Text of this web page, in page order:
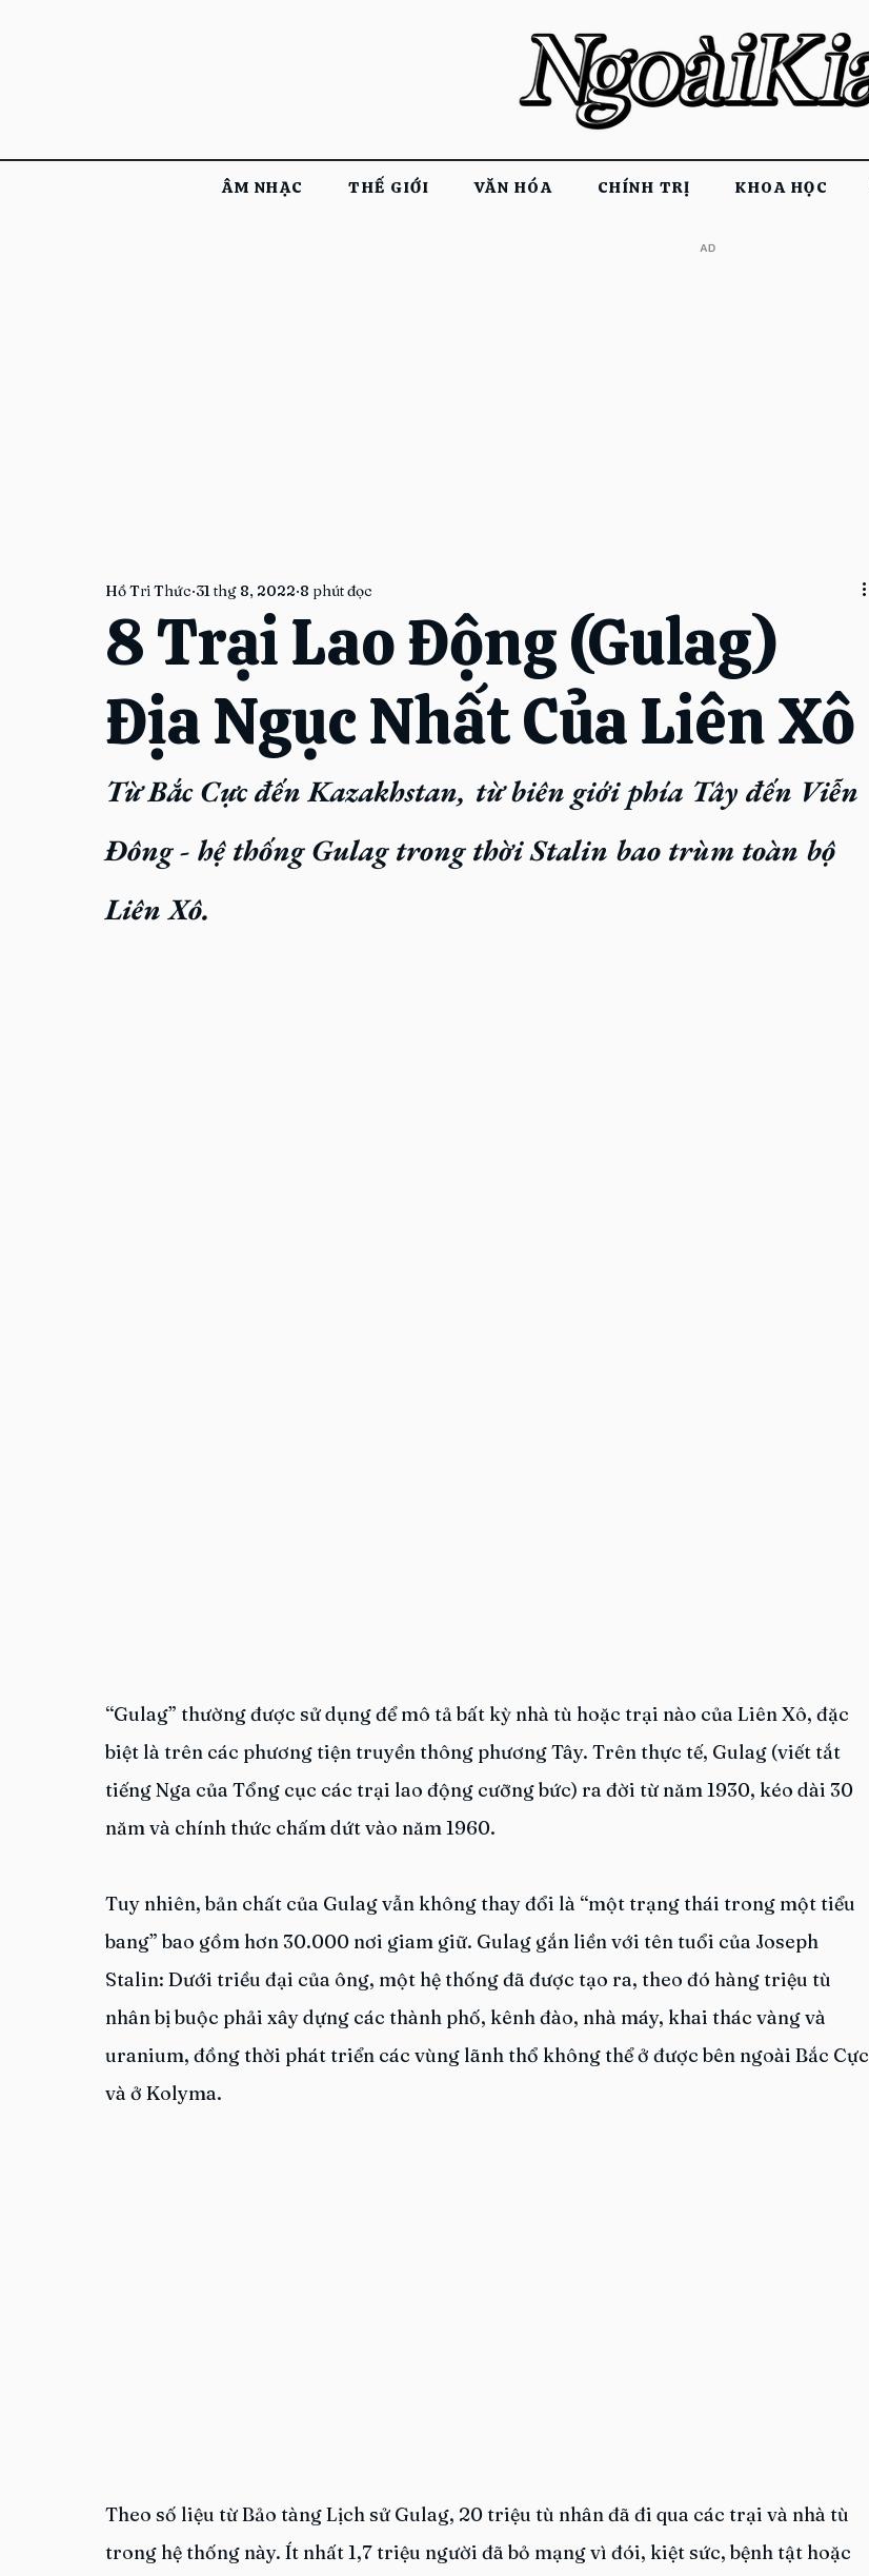
ÂM NHẠC THẾ GIỚI VĂN HÓA CHÍNH TRỊ KHOA HỌC
​AD
8 Trại Lao Động (Gulag)
Địa Ngục Nhất Của Liên Xô
Hồ Tri Thức 31 thg 8, 2022 8 phút đọc
Từ Bắc Cực đến Kazakhstan, từ biên giới phía Tây đến Viễn
Đông - hệ thống Gulag trong thời Stalin bao trùm toàn bộ
Liên Xô.
“Gulag” thường được sử dụng để mô tả bất kỳ nhà tù hoặc trại nào của Liên Xô, đặc
biệt là trên các phương tiện truyền thông phương Tây. Trên thực tế, Gulag (viết tắt
tiếng Nga của Tổng cục các trại lao động cưỡng bức) ra đời từ năm 1930, kéo dài 30
năm và chính thức chấm dứt vào năm 1960.
Tuy nhiên, bản chất của Gulag vẫn không thay đổi là “một trạng thái trong một tiểu
bang” bao gồm hơn 30.000 nơi giam giữ. Gulag gắn liền với tên tuổi của Joseph
Stalin: Dưới triều đại của ông, một hệ thống đã được tạo ra, theo đó hàng triệu tù
nhân bị buộc phải xây dựng các thành phố, kênh đào, nhà máy, khai thác vàng và
uranium, đồng thời phát triển các vùng lãnh thổ không thể ở được bên ngoài Bắc Cực
và ở Kolyma.
Theo số liệu từ Bảo tàng Lịch sử Gulag, 20 triệu tù nhân đã đi qua các trại và nhà tù
trong hệ thống này. Ít nhất 1,7 triệu người đã bỏ mạng vì đói, kiệt sức, bệnh tật hoặc